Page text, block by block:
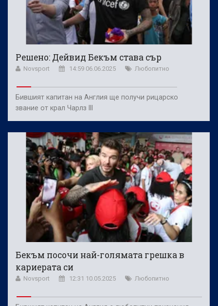
Решено: Дейвид Бекъм става сър
Novsport 14:59 06.06.2025 Любопитно
Бившият капитан на Англия ще получи рицарско
звание от крал Чарлз III
Бекъм посочи най-голямата грешка в
кариерата си
Novsport 12:31 10.05.2025 Любопитно